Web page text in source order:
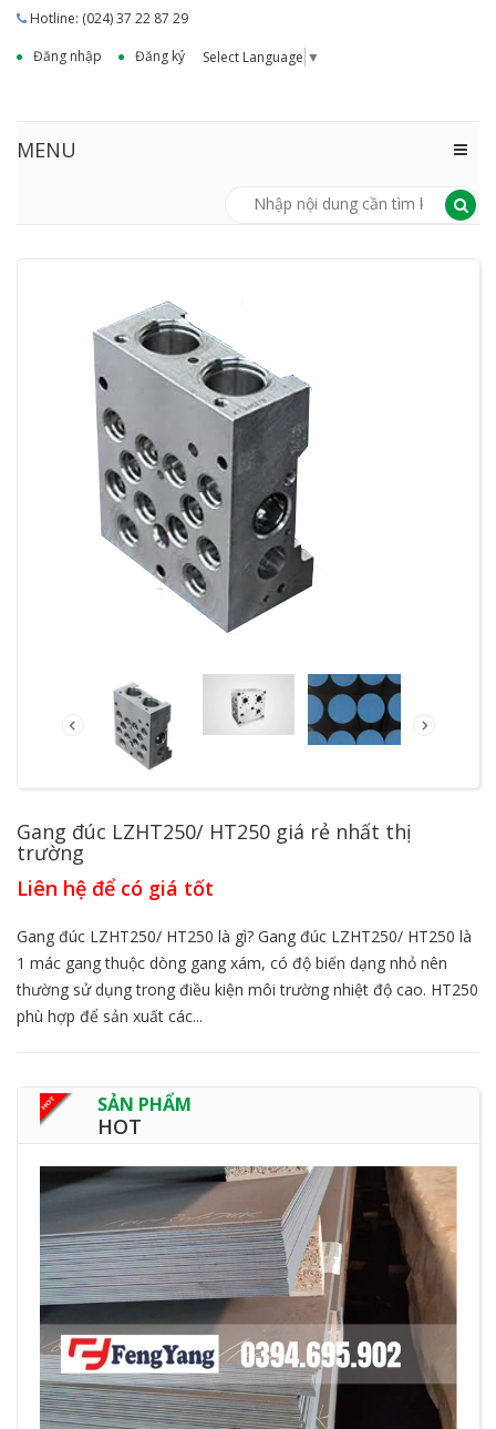
Hotline: (024) 37 22 87 29
Đăng nhập
Đăng ký Select Language ▼
MENU
Gang đúc LZHT250/ HT250 giá rẻ nhất thị
trường
Liên hệ để có giá tốt
Gang đúc LZHT250/ HT250 là gì? Gang đúc LZHT250/ HT250 là
1 mác gang thuộc dòng gang xám, có độ biến dạng nhỏ nên
thường sử dụng trong điều kiện môi trường nhiệt độ cao. HT250
phù hợp để sản xuất các...
SẢN PHẨM
HOT